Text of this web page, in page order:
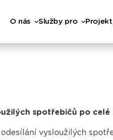
O nás Služby pro
spotřebičů po
vysloužilých